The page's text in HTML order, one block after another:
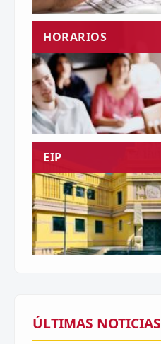
HORARIOS
EIP
ÚLTIMAS NOTICIAS